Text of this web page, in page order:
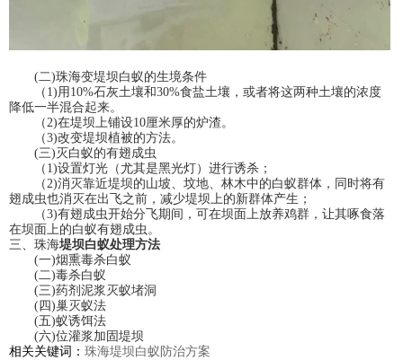
(二)珠海变堤坝白蚁的生境条件
（1)用10%石灰土壤和30%食盐土壤，或者将这两种土壤的浓度
降低一半混合起来。
（2)在堤坝上铺设10厘米厚的炉渣。
（3)改变堤坝植被的方法。
(三)灭白蚁的有翅成虫
（1)设置灯光（尤其是黑光灯）进行诱杀；
（2)消灭靠近堤坝的山坡、坟地、林木中的白蚁群体，同时将有
翅成虫也消灭在出飞之前，减少堤坝上的新群体产生；
（3)有翅成虫开始分飞期间，可在坝面上放养鸡群，让其啄食落
在坝面上的白蚁有翅成虫。
三、 珠海堤坝白蚁处理方法
(一)烟熏毒杀白蚁
(二)毒杀白蚁
(三)药剂泥浆灭蚁堵洞
(四)巢灭蚁法
(五)蚁诱饵法
(六)位灌浆加固堤坝
相关关键词： 珠海堤坝白蚁防治方案